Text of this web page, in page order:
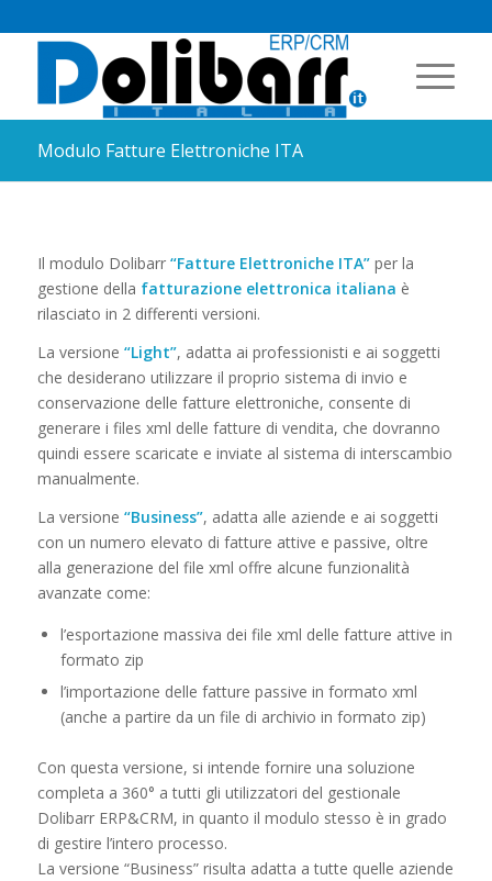
Modulo Fatture Elettroniche ITA
Il modulo Dolibarr “Fatture Elettroniche ITA”per la
gestione della fatturazione elettronica italiana è
rilasciato in 2 differenti versioni.
La versione “Light”, adatta ai professionisti e ai soggetti
che desiderano utilizzare il proprio sistema di invio e
conservazione delle fatture elettroniche, consente di
generare i files xml delle fatture di vendita, che dovranno
quindi essere scaricate e inviate al sistema di interscambio
manualmente.
La versione “Business”, adatta alle aziende e ai soggetti
con un numero elevato di fatture attive e passive, oltre
alla generazione del file xml offre alcune funzionalità
avanzate come:
l’esportazione massiva dei file xml delle fatture attive in
formato zip
l’importazione delle fatture passive in formato xml
(anche a partire da un file di archivio in formato zip)
Con questa versione, si intende fornire una soluzione
completa a 360° a tutti gli utilizzatori del gestionale
Dolibarr ERP&CRM, in quanto il modulo stesso è in grado
di gestire l’intero processo.
La versione “Business” risulta adatta a tutte quelle aziende